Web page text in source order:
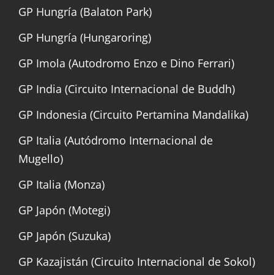
GP Hungría (Balaton Park)
GP Hungría (Hungaroring)
GP Imola (Autodromo Enzo e Dino Ferrari)
GP India (Circuito Internacional de Buddh)
GP Indonesia (Circuito Pertamina Mandalika)
GP Italia (Autódromo Internacional de
Mugello)
GP Italia (Monza)
GP Japón (Motegi)
GP Japón (Suzuka)
GP Kazajistán (Circuito Internacional de Sokol)